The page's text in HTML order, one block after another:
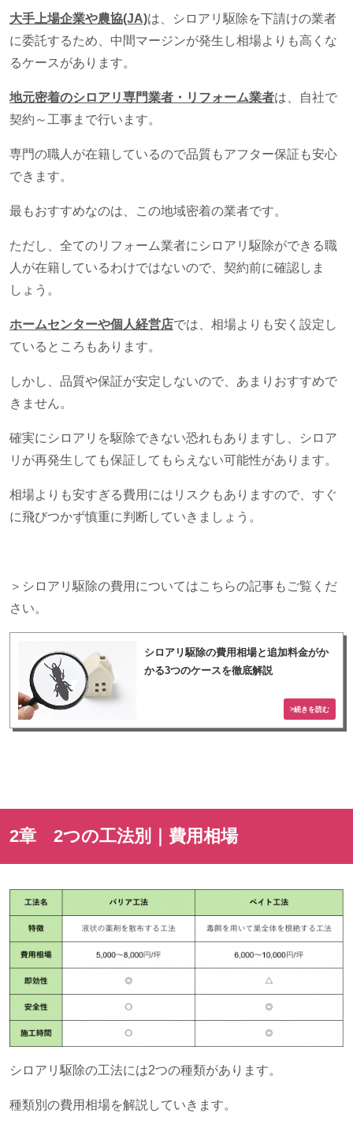
大手上場企業や農協(JA)は、シロアリ駆除を下請けの業者
に委託するため、中間マージンが発生し相場よりも高くな
るケースがあります。
地元密着のシロアリ専門業者・リフォーム業者は、自社で
契約～工事まで行います。
専門の職人が在籍しているので品質もアフター保証も安心
できます。
最もおすすめなのは、この地域密着の業者です。
ただし、全てのリフォーム業者にシロアリ駆除ができる職
人が在籍しているわけではないので、契約前に確認しま
しょう。
ホームセンターや個人経営店では、相場よりも安く設定し
ているところもあります。
しかし、品質や保証が安定しないので、あまりおすすめで
きません。
確実にシロアリを駆除できない恐れもありますし、シロア
リが再発生しても保証してもらえない可能性があります。
相場よりも安すぎる費用にはリスクもありますので、すぐ
に飛びつかず慎重に判断していきましょう。
＞シロアリ駆除の費用についてはこちらの記事もご覧くだ
さい。
シロアリ駆除の費用相場と追加料金がか
かる3つのケースを徹底解説
2章 2つの工法別｜費用相場
シロアリ駆除の工法には2つの種類があります。
種類別の費用相場を解説していきます。